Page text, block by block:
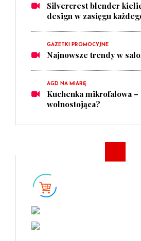
Silvercrest blender
design w zasięgu
GAZETKI PROMOCYJNE
Najnowsze trendy w
AGD NA MIARĘ
Kuchenka mikrofalowa
wolnostojąca?